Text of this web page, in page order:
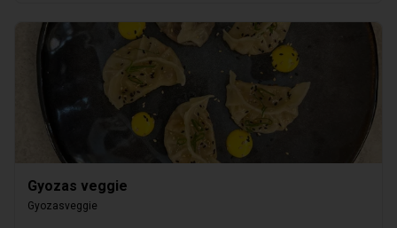
Gyozas veggie
Gyozasveggie